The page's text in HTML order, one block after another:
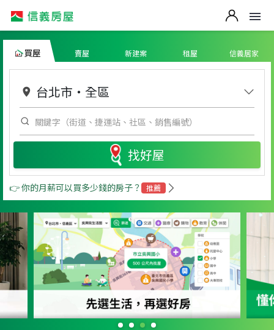
買屋 賣屋 新建案 租屋 信義居家
台北市 ・ 全區
找好屋
👉 你的月薪可以買多少錢的房子？ 推薦